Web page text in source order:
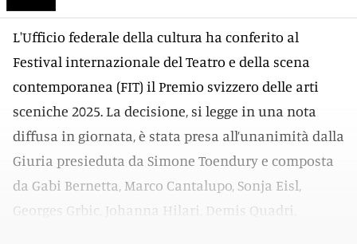
L'Ufficio federale della cultura ha conferito al
Festival internazionale del Teatro e della scena
contemporanea (FIT) il Premio svizzero delle arti
sceniche 2025. La decisione, si legge in una nota
diffusa in giornata, è stata presa all’unanimità dalla
Giuria presieduta da Simone Toendury e composta
da Gabi Bernetta, Marco Cantalupo, Sonja Eisl,
Georges Grbic, Johanna Hilari, Demis Quadri,